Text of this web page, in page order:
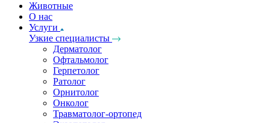
Животные
О нас
Услуги
Узкие специалисты
Дерматолог
Офтальмолог
Герпетолог
Ратолог
Орнитолог
Онколог
Травматолог-ортопед